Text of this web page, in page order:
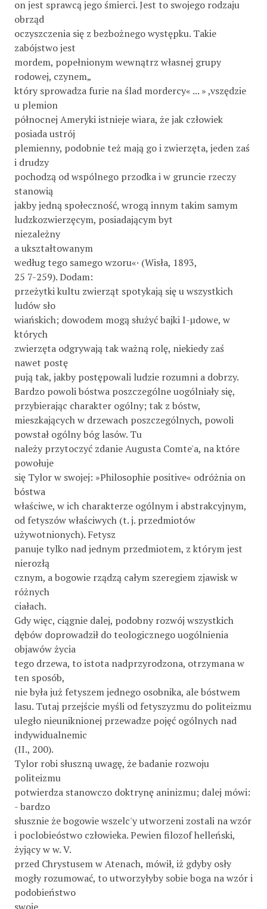
on jest sprawcą jego śmierci. Jest to swojego rodzaju
obrząd
oczyszczenia się z bezbożnego występku. Takie
zabójstwo jest
mordem, popełnionym wewnątrz własnej grupy
rodowej, czynem„
który sprowadza furie na ślad mordercy« ... » ,vszędzie
u plemion
północnej Ameryki istnieje wiara, że jak człowiek
posiada ustrój
plemienny, podobnie też mają go i zwierzęta, jeden zaś
i drudzy
pochodzą od wspólnego przodka i w gruncie rzeczy
stanowią
jakby jedną społeczność, wrogą innym takim samym
ludzkozwierzęcym, posiadającym byt
niezależny
a ukształtowanym
według tego samego wzoru«· (Wisła, 1893,
25 7-259). Dodam:
przeżytki kultu zwierząt spotykają się u wszystkich
ludów sło­
wiańskich; dowodem mogą służyć bajki I-µdowe, w
których
zwierzęta odgrywają tak ważną rolę, niekiedy zaś
nawet postę
pują tak, jakby postępowali ludzie rozumni a dobrzy.
Bardzo powoli bóstwa poszczególne uogólniały się,
przybierając charakter ogólny; tak z bóstw,
mieszkających w drzewach poszczególnych, powoli
powstał ogólny bóg lasów. Tu
należy przytoczyć zdanie Augusta Comte'a, na które
powołuje
się Tylor w swojej: »Philosophie positive« odróżnia on
bóstwa
właściwe, w ich charakterze ogólnym i abstrakcyjnym,
od fetyszów właściwych (t. j. przedmiotów
używotnionych). Fetysz
panuje tylko nad jednym przedmiotem, z którym jest
nierozłą­
cznym, a bogowie rządzą całym szeregiem zjawisk w
różnych
ciałach.
Gdy więc, ciągnie dalej, podobny rozwój wszystkich
dębów doprowadził do teologicznego uogólnienia
objawów życia
tego drzewa, to istota nadprzyrodzona, otrzymana w
ten sposób,
nie była już fetyszem jednego osobnika, ale bóstwem
lasu. Tutaj przejście myśli od fetyszyzmu do politeizmu
uległo nieuniknionej przewadze pojęć ogólnych nad
indywidualnemic
(II., 200).
Tylor robi słuszną uwagę, że badanie rozwoju
politeizmu
potwierdza stanowczo doktrynę aninizmu; dalej mówi:
- bardzo
słusznie że bogowie wszelc'y utworzeni zostali na wzór
i poclobieóstwo człowieka. Pewien filozof helleński,
żyjący w w. V.
przed Chrystusem w Atenach, mówił, iż gdyby osły
mogły rozumować, to utworzyłyby sobie boga na wzór i
podobieństwo
swoje.